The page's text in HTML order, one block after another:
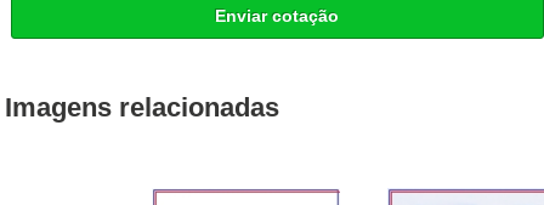
Enviar cotação
Imagens relacionadas